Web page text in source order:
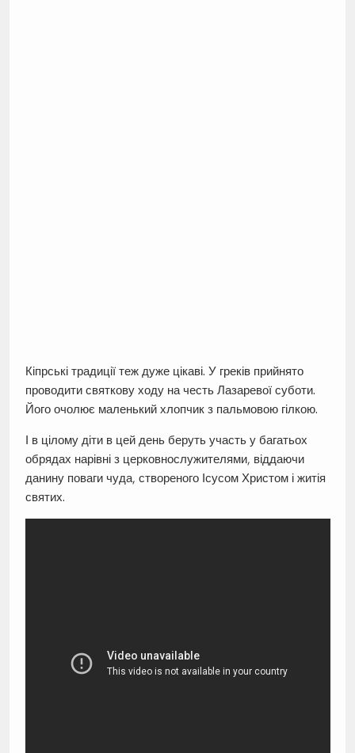
Кіпрські традиції теж дуже цікаві. У греків прийнято
проводити святкову ходу на честь Лазаревої суботи.
Його очолює маленький хлопчик з пальмовою гілкою.
І в цілому діти в цей день беруть участь у багатьох
обрядах нарівні з церковнослужителями, віддаючи
данину поваги чуда, створеного Ісусом Христом і житія
святих.